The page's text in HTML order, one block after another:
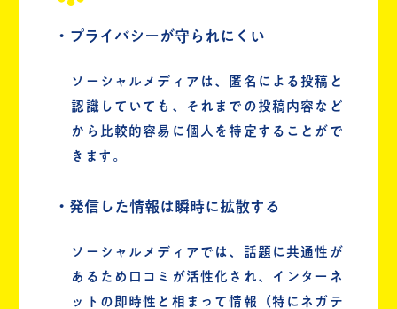
・プライバシーが守られにくい
ソーシャルメディアは、匿名による投稿と
認識していても、それまでの投稿内容など
から比較的容易に個人を特定することがで
きます。
・発信した情報は瞬時に拡散する
ソーシャルメディアでは、話題に共通性が
あるため口コミが活性化され、インターネ
ットの即時性と相まって情報（特にネガテ